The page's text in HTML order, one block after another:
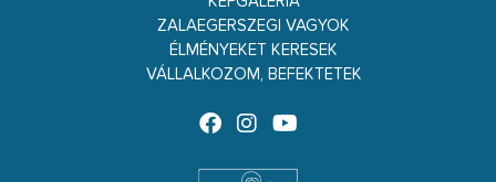
ZALAEGERSZEGI VAGYOK
ÉLMÉNYEKET KERESEK
VÁLLALKOZOM, BEFEKTETEK